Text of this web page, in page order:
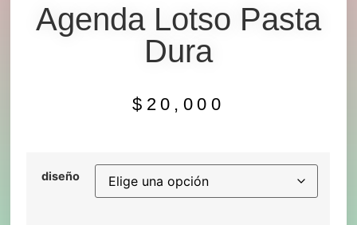
Agenda Lotso Pasta
Dura
$ 20,000
diseño